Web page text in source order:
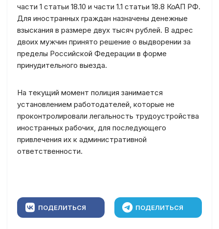
части 1 статьи 18.10 и части 1.1 статьи 18.8 КоАП РФ.
Для иностранных граждан назначены денежные
взыскания в размере двух тысяч рублей. В адрес
двоих мужчин принято решение о выдворении за
пределы Российской Федерации в форме
принудительного выезда.
На текущий момент полиция занимается
установлением работодателей, которые не
проконтролировали легальность трудоустройства
иностранных рабочих, для последующего
привлечения их к административной
ответственности.
ПОДЕЛИТЬСЯ ПОДЕЛИТЬСЯ